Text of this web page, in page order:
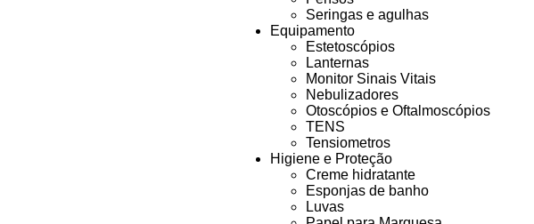
Seringas e agulhas
Equipamento
Estetoscópios
Lanternas
Monitor Sinais Vitais
Nebulizadores
Otoscópios e Oftalmoscópios
TENS
Tensiometros
Higiene e Proteção
Creme hidratante
Esponjas de banho
Luvas